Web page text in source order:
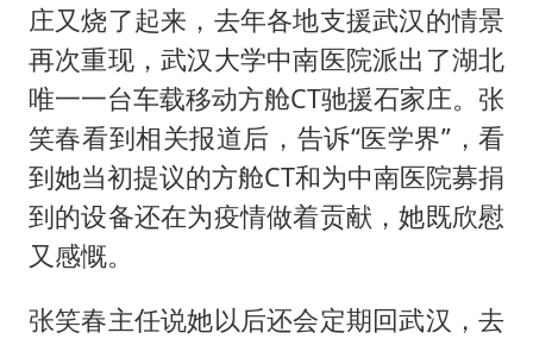
庄又烧了起来，去年各地支援武汉的情景
再次重现，武汉大学中南医院派出了湖北
唯一一台车载移动方舱CT驰援石家庄。张
笑春看到相关报道后，告诉“医学界”，看
到她当初提议的方舱CT和为中南医院募捐
到的设备还在为疫情做着贡献，她既欣慰
又感慨。
张笑春主任说她以后还会定期回武汉，去